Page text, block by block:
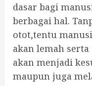
dasar bagi
berbagai hal.
otot,tentu
akan lemah
akan menjadi
maupun juga